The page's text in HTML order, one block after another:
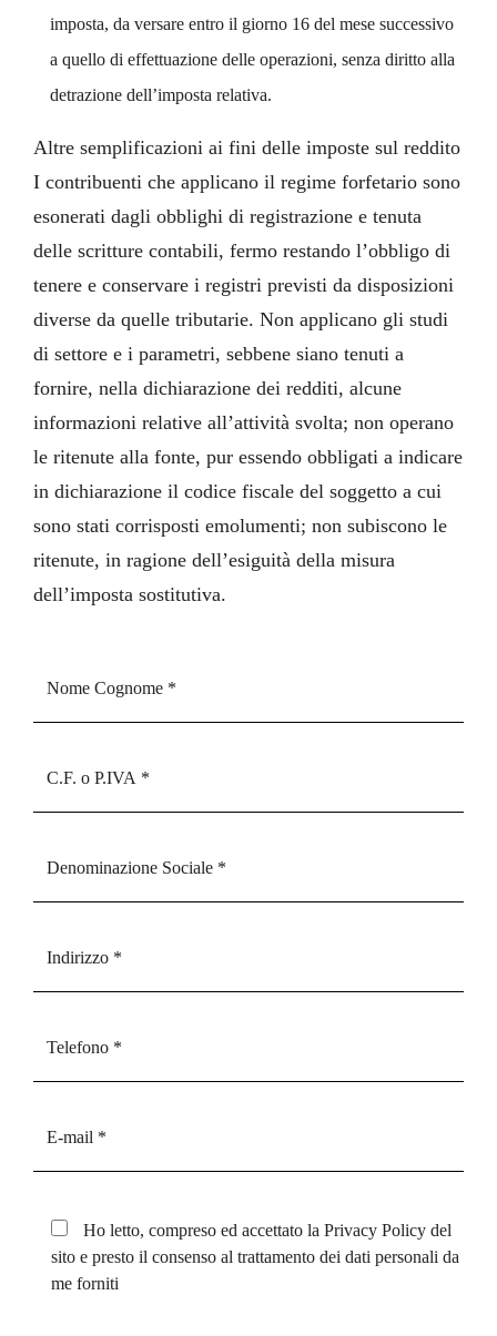
imposta, da versare entro il giorno 16 del mese successivo
a quello di effettuazione delle operazioni, senza diritto alla
detrazione dell’imposta relativa.
Altre semplificazioni ai fini delle imposte sul reddito
I contribuenti che applicano il regime forfetario sono
esonerati dagli obblighi di registrazione e tenuta
delle scritture contabili, fermo restando l’obbligo di
tenere e conservare i registri previsti da disposizioni
diverse da quelle tributarie. Non applicano gli studi
di settore e i parametri, sebbene siano tenuti a
fornire, nella dichiarazione dei redditi, alcune
informazioni relative all’attività svolta; non operano
le ritenute alla fonte, pur essendo obbligati a indicare
in dichiarazione il codice fiscale del soggetto a cui
sono stati corrisposti emolumenti; non subiscono le
ritenute, in ragione dell’esiguità della misura
dell’imposta sostitutiva.
Ho letto, compreso ed accettato la Privacy Policy del
sito e presto il consenso al trattamento dei dati personali da
me forniti